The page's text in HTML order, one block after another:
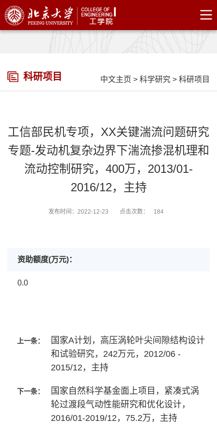
科研项目 中文主页 > 科学研究 > 科研项目
工信部民机专项，XX关键湍流问题研究
专题-发动机复杂边界下湍流掺混机理和
流动控制研究，400万，2013/01-
2016/12，主持
发布时间：2022-12-23 点击次数： 184
资助额度(万元)：
0.0
上一条：
国家A计划，高压涡轮叶尖间隙结构设计
和试验研究，242万元，2012/06 -
2015/12，主持
下一条：
国家自然科学基金面上项目，紧凑式涡
轮过渡段气动性能研究和优化设计，
2016/01-2019/12，75.2万，主持